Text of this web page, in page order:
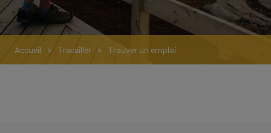
Accueil Travailler Trouver un emploi